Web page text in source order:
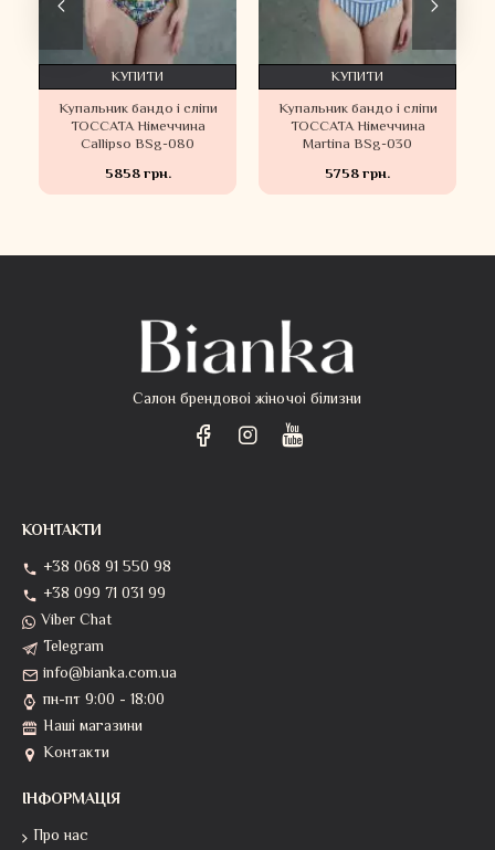
Купальник бандо і сліпи
TOCCATA Німеччина
Callipso BSg-080
5858 грн.
КУПИТИ
Купальник бандо і сліпи
TOCCATA Німеччина
Martina BSg-030
5758 грн.
КУПИТИ
Салон брендовоі жіночоі білизни
КОНТАКТИ
+38 068 91 550 98
+38 099 71 031 99
Viber Chat
Telegram
info@bianka.com.ua
пн-пт 9:00 - 18:00
Наші магазини
Контакти
ІНФОРМАЦІЯ
Про нас